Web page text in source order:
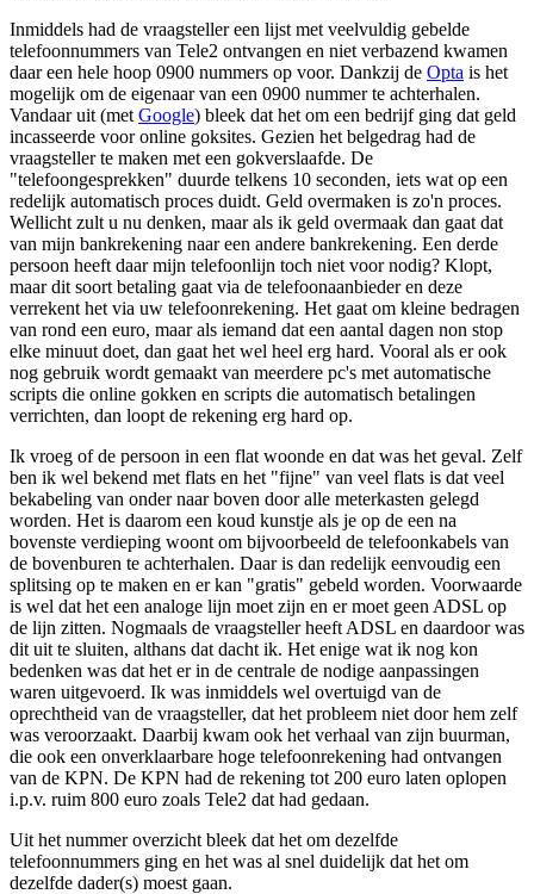
Inmiddels had de vraagsteller een lijst met veelvuldig gebelde
telefoonnummers van Tele2 ontvangen en niet verbazend kwamen
daar een hele hoop 0900 nummers op voor. Dankzij de Opta is het
mogelijk om de eigenaar van een 0900 nummer te achterhalen.
Vandaar uit (met Google) bleek dat het om een bedrijf ging dat geld
incasseerde voor online goksites. Gezien het belgedrag had de
vraagsteller te maken met een gokverslaafde. De
"telefoongesprekken" duurde telkens 10 seconden, iets wat op een
redelijk automatisch proces duidt. Geld overmaken is zo'n proces.
Wellicht zult u nu denken, maar als ik geld overmaak dan gaat dat
van mijn bankrekening naar een andere bankrekening. Een derde
persoon heeft daar mijn telefoonlijn toch niet voor nodig? Klopt,
maar dit soort betaling gaat via de telefoonaanbieder en deze
verrekent het via uw telefoonrekening. Het gaat om kleine bedragen
van rond een euro, maar als iemand dat een aantal dagen non stop
elke minuut doet, dan gaat het wel heel erg hard. Vooral als er ook
nog gebruik wordt gemaakt van meerdere pc's met automatische
scripts die online gokken en scripts die automatisch betalingen
verrichten, dan loopt de rekening erg hard op.
Ik vroeg of de persoon in een flat woonde en dat was het geval. Zelf
ben ik wel bekend met flats en het "fijne" van veel flats is dat veel
bekabeling van onder naar boven door alle meterkasten gelegd
worden. Het is daarom een koud kunstje als je op de een na
bovenste verdieping woont om bijvoorbeeld de telefoonkabels van
de bovenburen te achterhalen. Daar is dan redelijk eenvoudig een
splitsing op te maken en er kan "gratis" gebeld worden. Voorwaarde
is wel dat het een analoge lijn moet zijn en er moet geen ADSL op
de lijn zitten. Nogmaals de vraagsteller heeft ADSL en daardoor was
dit uit te sluiten, althans dat dacht ik. Het enige wat ik nog kon
bedenken was dat het er in de centrale de nodige aanpassingen
waren uitgevoerd. Ik was inmiddels wel overtuigd van de
oprechtheid van de vraagsteller, dat het probleem niet door hem zelf
was veroorzaakt. Daarbij kwam ook het verhaal van zijn buurman,
die ook een onverklaarbare hoge telefoonrekening had ontvangen
van de KPN. De KPN had de rekening tot 200 euro laten oplopen
i.p.v. ruim 800 euro zoals Tele2 dat had gedaan.
Uit het nummer overzicht bleek dat het om dezelfde
telefoonnummers ging en het was al snel duidelijk dat het om
dezelfde dader(s) moest gaan.